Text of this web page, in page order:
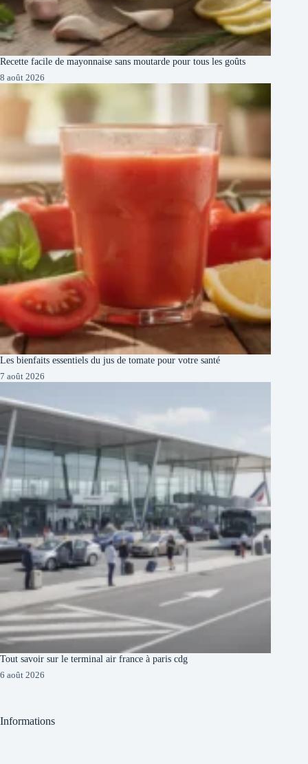
Recette facile de mayonnaise sans moutarde pour tous les goûts
8 août 2026
Les bienfaits essentiels du jus de tomate pour votre santé
7 août 2026
Tout savoir sur le terminal air france à paris cdg
6 août 2026
Informations